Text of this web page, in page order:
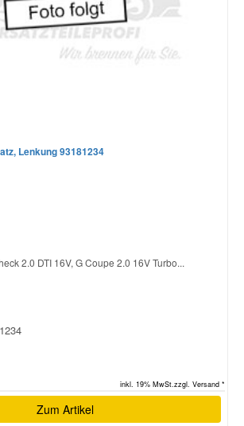
Lenkung 93181234
2.0 DTI 16V, G Coupe 2.0 16V Turbo...
inkl. 19% MwSt.zzgl. Versand *
Zum Artikel